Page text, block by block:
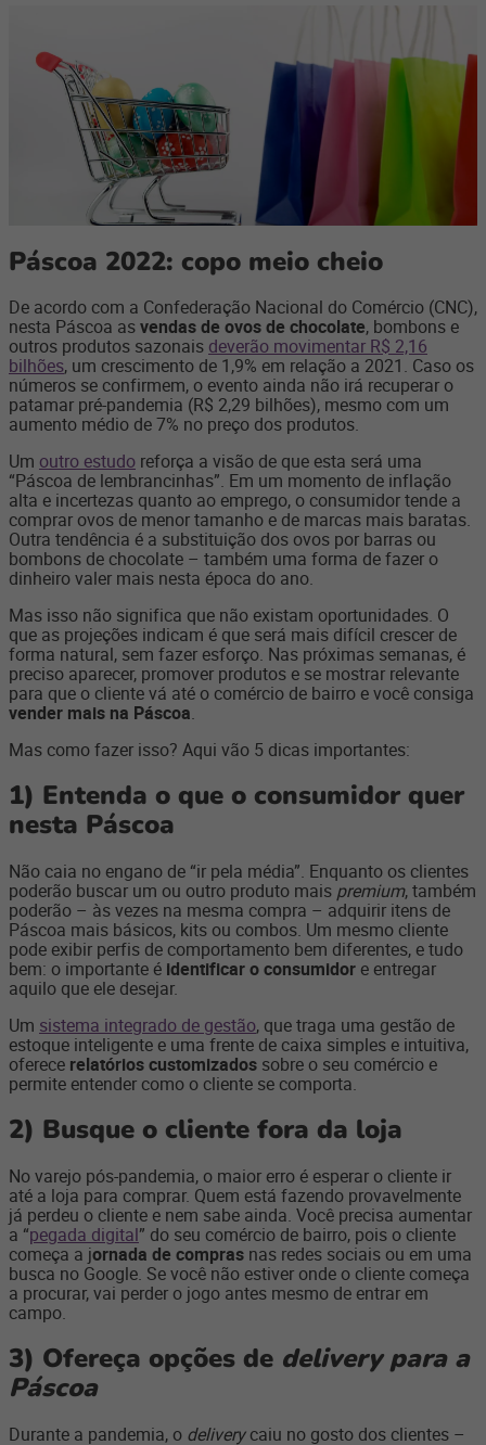
Páscoa 2022: copo meio cheio
De acordo com a Confederação Nacional do Comércio (CNC),
nesta Páscoa asvendas de ovos de chocolate, bombons e
outros produtos sazonais deverão movimentar R$ 2,16
bilhões, um crescimento de 1,9% em relação a 2021. Caso os
números se confirmem, o evento ainda não irá recuperar o
patamar pré-pandemia (R$ 2,29 bilhões), mesmo com um
aumento médio de 7% no preço dos produtos.
Um outro estudo reforça a visão de que esta será uma
“Páscoa de lembrancinhas”. Em um momento de inflação
alta e incertezas quanto ao emprego, o consumidor tende a
comprar ovos de menor tamanho e de marcas mais baratas.
Outra tendência é a substituição dos ovos por barras ou
bombons de chocolate – também uma forma de fazer o
dinheiro valer mais nesta época do ano.
Mas isso não significa que não existam oportunidades. O
que as projeções indicam é que será mais difícil crescer de
forma natural, sem fazer esforço. Nas próximas semanas, é
preciso aparecer, promover produtos e se mostrar relevante
para que o cliente vá até o comércio de bairro e você consiga
vender mais na Páscoa.
Mas como fazer isso? Aqui vão 5 dicas importantes:
1) Entenda o que o consumidor quer
nesta Páscoa
Não caia no engano de “ir pela média”. Enquanto os clientes
poderão buscar um ou outro produto mais premium, também
poderão – às vezes na mesma compra – adquirir itens de
Páscoa mais básicos, kits ou combos. Um mesmo cliente
pode exibir perfis de comportamento bem diferentes, e tudo
bem: o importante é identificar o consumidor e entregar
aquilo que ele desejar.
Um sistema integrado de gestão, que traga uma gestão de
estoque inteligente e uma frente de caixa simples e intuitiva,
oferece relatórios customizados sobre o seu comércio e
permite entender como o cliente se comporta.
2) Busque o cliente fora da loja
No varejo pós-pandemia, o maior erro é esperar o cliente ir
até a loja para comprar. Quem está fazendo provavelmente
já perdeu o cliente e nem sabe ainda. Você precisa aumentar
a “pegada digital” do seu comércio de bairro, pois o cliente
começa a jornada de compras nas redes sociais ou em uma
busca no Google. Se você não estiver onde o cliente começa
a procurar, vai perder o jogo antes mesmo de entrar em
campo.
3) Ofereça opções de delivery para a
Páscoa
Durante a pandemia, o deliverycaiu no gosto dos clientes –